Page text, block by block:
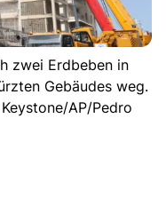
zwei Erdbeben in
Gebäudes weg.
AP/Pedro